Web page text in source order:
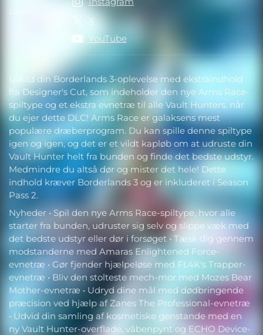
Udvid din Borderlands 3-oplevelse med ekstraindhold
fra Designer's Cut, som indeholder den nye Arms Race-
spiltype og et ekstra evnetræ til alle Vault Hunters, når
du ejer dette DLC! Arms Race er galaksens mest
populære dræberprogram. Du kan spille denne spiltype
igen og igen, og det er et vildt kapløb om at udruste din
Vault Hunter helt fra bunden og finde det bedste udstyr.
Medmindre du altså dør og mister det hele! Dette
indhold kræver Borderlands 3 og er inkluderet i Season
Pass 2.
Nyheder • Spil den nye Arms Race-spiltype, hvor alle
starter fra bunden, udruster sig selv og slippe væk med
det bedste udstyr eller dør i forsøget • Tæsk dig gennem
modstanderne med Amaras Enlightened Force-
evnetræ • Gør fjender hjælpeløse med FL4K's Trapper-
evnetræ • Bliv den stolteste mech-mor med Mozes Bear
Mother-evnetræ • Udryd dine mål med dødbringende
præcision ved hjælp af Zanes The Professional-evnetræ
• Udvid din samling af kosmetiske genstande med en
ny Vault Hunter-overflade, våbenpynt og ECHO Device-
LinksX
YouTube